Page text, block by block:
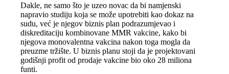
Dakle, ne samo što je uzeo novac da bi namjenski
napravio studiju koja se može upotrebiti kao dokaz na
sudu, već je njegov biznis plan podrazumjevao i
diskreditaciju kombinovane MMR vakcine, kako bi
njegova monovalentna vakcina nakon toga mogla da
preuzme tržište. U biznis planu stoji da je projektovani
godišnji profit od prodaje vakcine bio oko 28 miliona
funti.